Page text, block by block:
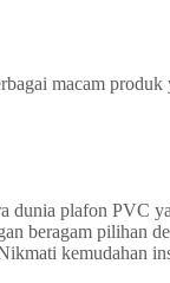
macam
dunia plafon PVC
beragam pilihan
kemudahan